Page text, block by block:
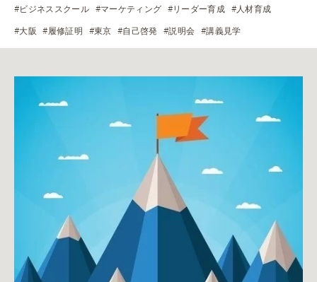
#ビジネススクール #マーケティング #リーダー育成 #人材育成
#大阪 #履修証明 #東京 #自己啓発 #説明会 #講義見学